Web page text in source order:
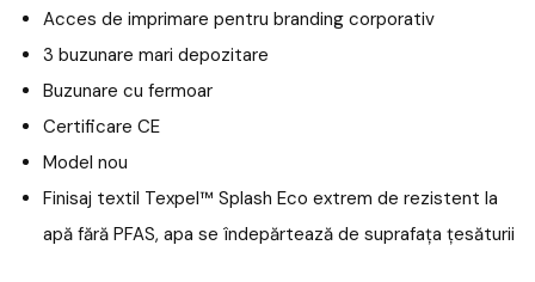
Acces de imprimare pentru branding corporativ
3 buzunare mari depozitare
Buzunare cu fermoar
Certificare CE
Model nou
Finisaj textil Texpel™ Splash Eco extrem de rezistent la
apă fără PFAS, apa se îndepărtează de suprafața țesăturii